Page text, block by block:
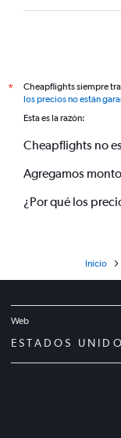
*
Cheapflights siempre
los precios no están
Esta es la razón:
Cheapflights no
Agregamos
¿Por qué los
Inicio
Web
ESTADOS